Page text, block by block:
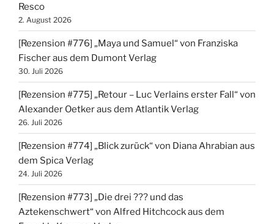
Resco
2. August 2026
[Rezension #776] „Maya und Samuel“ von Franziska
Fischer aus dem Dumont Verlag
30. Juli 2026
[Rezension #775] „Retour – Luc Verlains erster Fall“ von
Alexander Oetker aus dem Atlantik Verlag
26. Juli 2026
[Rezension #774] „Blick zurück“ von Diana Ahrabian aus
dem Spica Verlag
24. Juli 2026
[Rezension #773] „Die drei ??? und das
Aztekenschwert“ von Alfred Hitchcock aus dem